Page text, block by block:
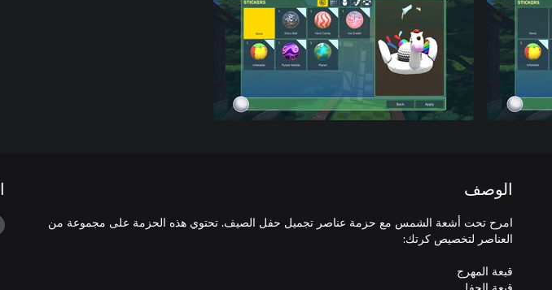
الوصف
امرح تحت أشعة الشمس مع حزمة عناصر تجميل حفل الصيف. تحتوي هذه الحزمة على مجموعة من